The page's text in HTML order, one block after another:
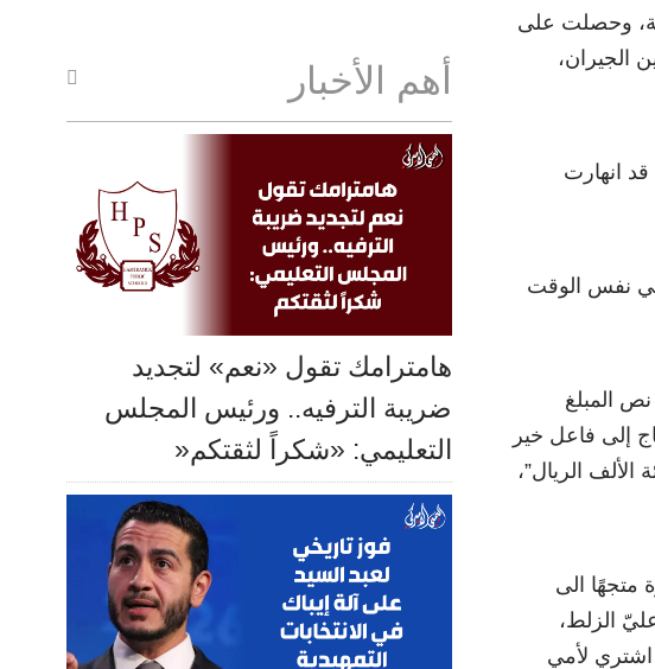
وحصلت على
الجيران،
انهارت
في نفس الوقت
المبلغ
إلى فاعل خير
الريال”،
الى
الزلط،
لأمي
أهم الأخبار
هامترامك تقول «نعم» لتجديد
ضريبة الترفيه.. ورئيس المجلس
التعليمي: «شكراً لثقتكم«